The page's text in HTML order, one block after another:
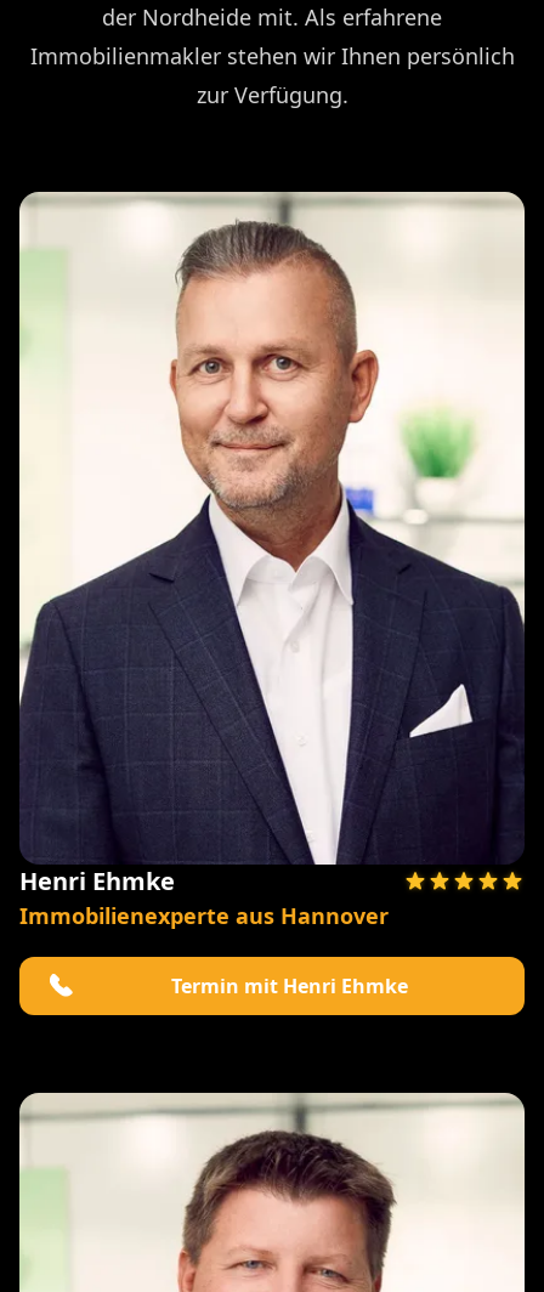
der Nordheide mit. Als erfahrene
Immobilienmakler stehen wir Ihnen persönlich
zur Verfügung.
Henri Ehmke
Immobilienexperte aus Hannover
Termin mit Henri Ehmke